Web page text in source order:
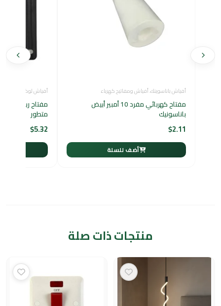
أفياش باناسوينك،أفياش ومفاتيح كهرباء
مفتاح كهربائي مفرد 10 أمبير أبيض
باناسونيك
$2.11
أضف للسلة
أفياش لوكسيفاي LUXIFY
متطور
$5.32
منتجات ذات صلة